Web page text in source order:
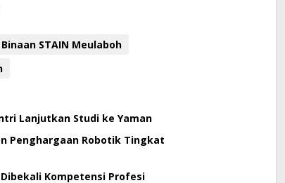
STAIN Meulaboh
Lanjutkan Studi ke Yaman
Penghargaan Robotik Tingkat
Kompetensi Profesi